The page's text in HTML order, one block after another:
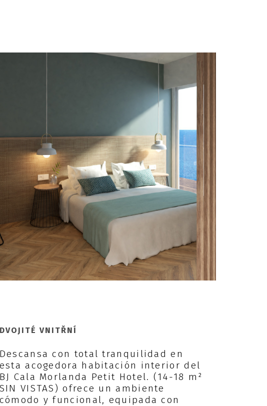
DVOJITÉ VNITŘNÍ
Descansa con total tranquilidad en
esta acogedora habitación interior del
BJ Cala Morlanda Petit Hotel. (14-18 m²
SIN VISTAS) ofrece un ambiente
cómodo y funcional, equipada con